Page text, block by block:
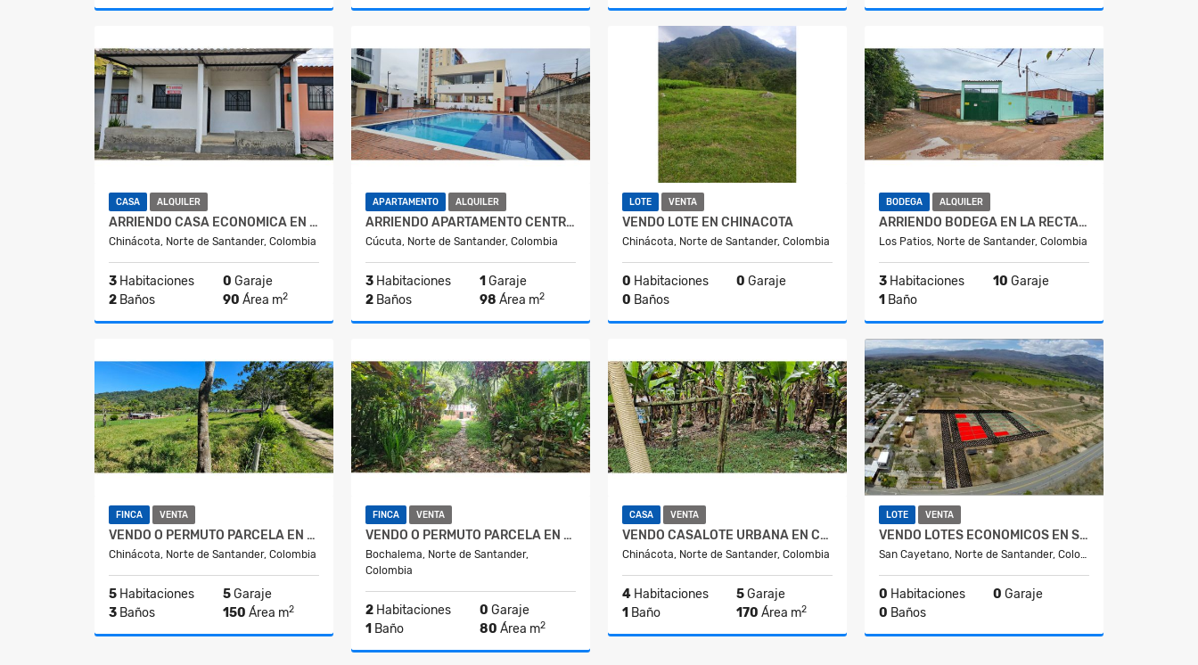
$80.000.000
$800.000
$1.200.000
$1.300.000
CASA ALQUILER
ARRIENDO CASA ECONOMICA EN CHINACOTA
Chinácota, Norte de Santander, Colombia
3 Habitaciones 0 Garaje
2 Baños 90 Área m2
$600.000
APARTAMENTO ALQUILER
ARRIENDO APARTAMENTO CENTRAL EN CUCUTA
Cúcuta, Norte de Santander, Colombia
3 Habitaciones 1 Garaje
2 Baños 98 Área m2
$1.300.000
LOTE VENTA
VENDO LOTE EN CHINACOTA
Chinácota, Norte de Santander, Colombia
0 Habitaciones 0 Garaje
0 Baños
$100.000.000
BODEGA ALQUILER
ARRIENDO BODEGA EN LA RECTA LOS VADOS (LOS PATIOS)
Los Patios, Norte de Santander, Colombia
3 Habitaciones 10 Garaje
1 Baño
Alquiler
$3.000.000
FINCA VENTA
VENDO O PERMUTO PARCELA EN CHINACOTA
Chinácota, Norte de Santander, Colombia
5 Habitaciones 5Garaje
3 Baños 150 Área m2
FINCA VENTA
VENDO O PERMUTO PARCELA EN BOCHALEMA
Bochalema, Norte de Santander,
Colombia
2 Habitaciones 0 Garaje
1 Baño 80 Área m2
CASA VENTA
VENDO CASALOTE URBANA EN CHINACOTA
Chinácota, Norte de Santander, Colombia
4 Habitaciones 5Garaje
1 Baño 170 Área m2
LOTE VENTA
VENDO LOTES ECONOMICOS EN SAN CAYETANO
San Cayetano, Norte de Santander, Colo…
0 Habitaciones 0 Garaje
0 Baños